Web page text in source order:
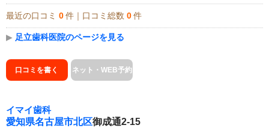
最近の口コミ 0 件｜口コミ総数 0 件
▶ 足立歯科医院のページを見る
口コミを書く ネット・WEB予約
イマイ歯科
愛知県名古屋市北区御成通2-15